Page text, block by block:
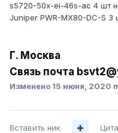
s5720-50x-ei-46s-ac 4 шт
Juniper PWR-MX80-DC-S
Г. Москва
Связь почта
Изменено 15 июня, 2020
Вставить ник